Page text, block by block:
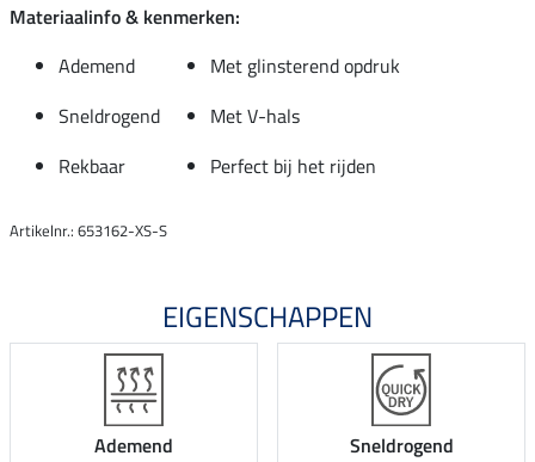
Materiaalinfo & kenmerken:
Ademend
Met glinsterend opdruk
Sneldrogend
Met V-hals
Rekbaar
Perfect bij het rijden
Artikelnr.: 653162-XS-S
EIGENSCHAPPEN
Ademend Sneldrogend